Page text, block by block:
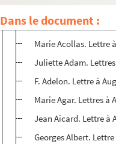
Dans le document :
Louise Abbéma.
Accacio Roza. Lettre
Marie Acollas. Lettre
Juliette Adam.
F. Adelon. Lettre à
Marie Agar. Lettres à
Jean Aicard. Lettre à
Georges Albert.